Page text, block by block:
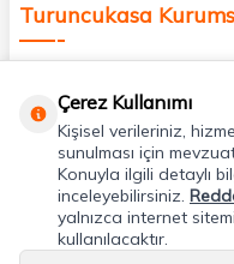
Turuncukasa
Uygulamalarımız
Adres & İletişim
Çerez Kullanımı
Kişisel verileriniz,
sunulması için
Konuyla ilgili detaylı
inceleyebilirsiniz.
yalnızca internet
kullanılacaktır.